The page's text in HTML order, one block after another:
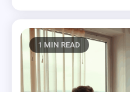
1 MIN READ